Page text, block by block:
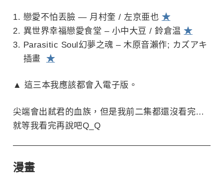
戀愛不怕丟臉 — 月村奎 / 左京亜也 ★
異世界幸福戀愛食堂 – 小中大豆 / 鈴倉温★
Parasitic Soul幻夢之魂 – 木原音瀨作; カズアキ
插畫 ★
▲ 這三本我應該都會入電子版。
尖端會出弒君的血族，但是我前二集都還沒看完…
就等我看完再說吧Q_Q
漫畫